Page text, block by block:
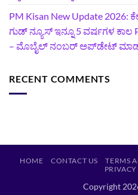
PM Kisan New Update 2026:
ಗುಡ್‌ ನ್ಯೂಸ್ ಇನ್ನೂ 5 ವರ್ಷಗಳ
– ಮೊಬೈಲ್ ನಂಬರ್ ಅಪ್‌ಡೇಟ್
RECENT COMMENTS
HOME CONTACT US TERMS
Copyright